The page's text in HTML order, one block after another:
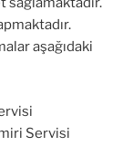
aşağıdaki
Servisi